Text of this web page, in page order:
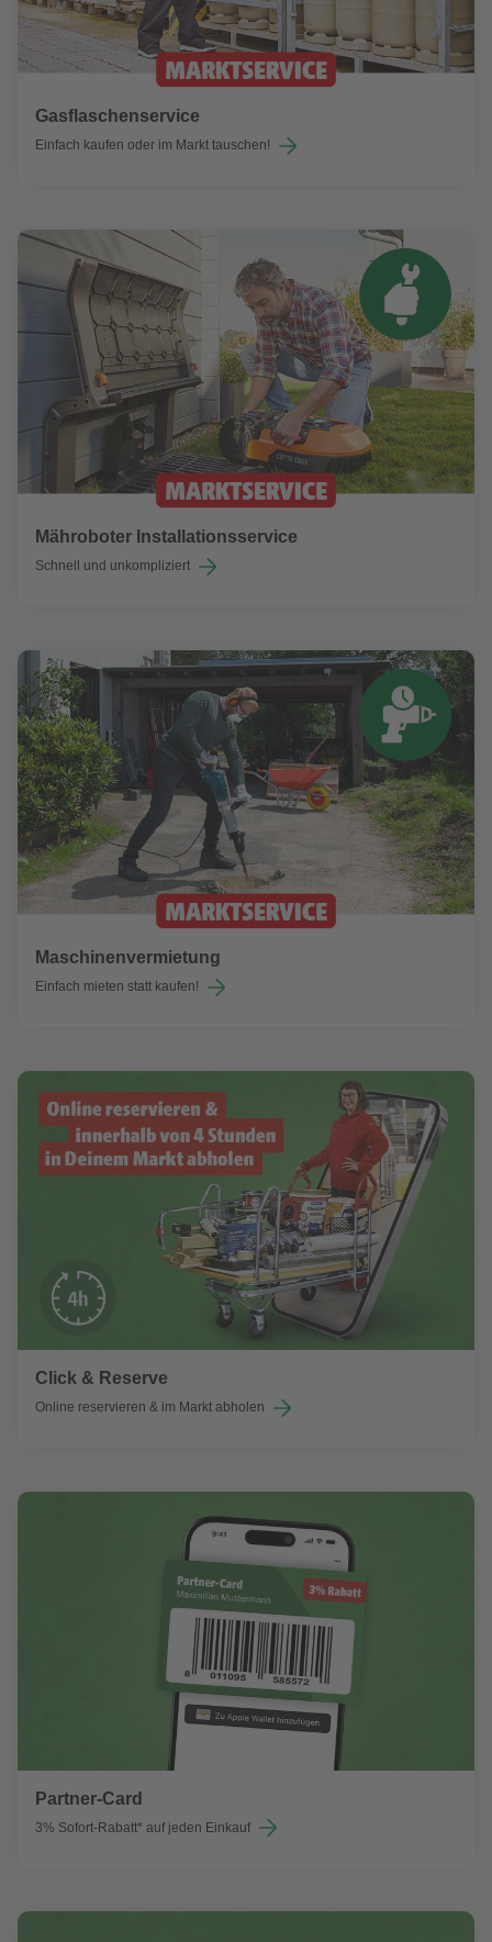
Gasflaschenservice
Einfach kaufen oder im Markt tauschen!
Mähroboter Installationsservice
Schnell und unkompliziert
Maschinenvermietung
Einfach mieten statt kaufen!
Click & Reserve
Online reservieren & im Markt abholen
Partner-Card
3% Sofort-Rabatt* auf jeden Einkauf